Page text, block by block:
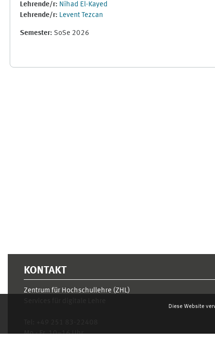
Diese Website
Lehrende/r: Nihad El-Kayed
Lehrende/r: Levent Tezcan
Semester: SoSe 2026
KONTAKT
Zentrum für Hochschullehre (ZHL)
Mo.- Fr. 10–16 Uhr